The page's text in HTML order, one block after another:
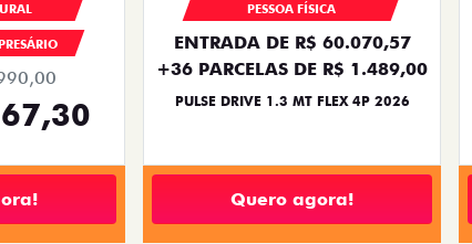
PESSOA FÍSICA
ENTRADA DE R$ 60.070,57
+36 PARCELAS DE R$ 1.489,00
PULSE DRIVE 1.3 MT FLEX 4P 2026
Quero agora!